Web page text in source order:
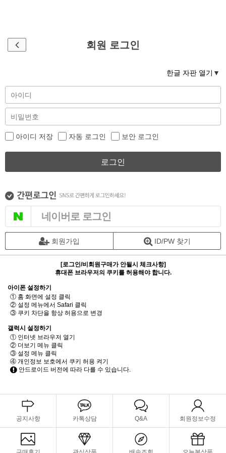
회원 로그인
한글 자판 열기
아이디 저장 자동 로그인 보안 로그인
로그인
네이버로 로그인
회원가입 ID/PW 찾기
[로그인/비회원구매가 안될시 체크사항]
휴대폰 브라우저의 쿠키를 허용해야 합니다.
아이폰 설정하기
① 홈 화면에 설정 클릭
② 설정 메뉴에서 Safari 클릭
③ 쿠키 차단을 항상 허용으로 변경
갤럭시 설정하기
① 인터넷 브라우저 열기
② 더보기 메뉴 클릭
③ 설정 메뉴 클릭
④ 개인정보 보호에서 쿠키 허용 켜기
안드로이드 버전에 따라 다를 수 있습니다.
공지사항 카톡상담 Q&A 회원정보수정